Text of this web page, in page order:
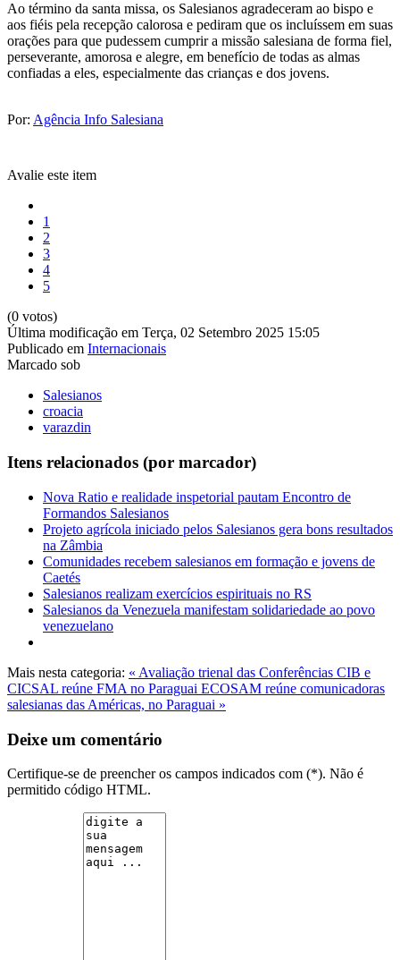
Ao término da santa missa, os Salesianos agradeceram ao bispo e
aos fiéis pela recepção calorosa e pediram que os incluíssem em suas
orações para que pudessem cumprir a missão salesiana de forma fiel,
perseverante, amorosa e alegre, em benefício de todas as almas
confiadas a eles, especialmente das crianças e dos jovens.
Por: Agência Info Salesiana
Avalie este item
1
2
3
4
5
(0 votos)
Última modificação em Terça, 02 Setembro 2025 15:05
Publicado em Internacionais
Marcado sob
Salesianos
croacia
varazdin
Itens relacionados (por marcador)
Nova Ratio e realidade inspetorial pautam Encontro de
Formandos Salesianos
Projeto agrícola iniciado pelos Salesianos gera bons resultados
na Zâmbia
Comunidades recebem salesianos em formação e jovens de
Caetés
Salesianos realizam exercícios espirituais no RS
Salesianos da Venezuela manifestam solidariedade ao povo
venezuelano
Mais nesta categoria: « Avaliação trienal das Conferências CIB e
CICSAL reúne FMA no Paraguai ECOSAM reúne comunicadoras
salesianas das Américas, no Paraguai »
Deixe um comentário
Certifique-se de preencher os campos indicados com (*). Não é
permitido código HTML.